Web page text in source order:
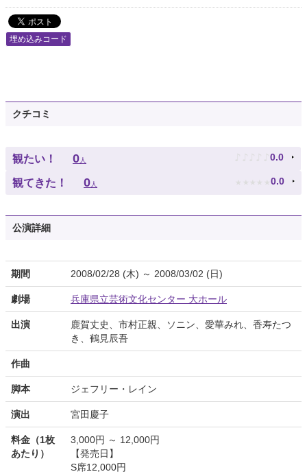
埋め込みコード
クチコミ
観たい！ 0人 ♪ ♪ ♪ ♪ ♪ 0.0
観てきた！ 0人 ★ ★ ★ ★ ★ 0.0
公演詳細
期間 2008/02/28 (木) ～ 2008/03/02 (日)
劇場 兵庫県立芸術文化センター 大ホール
出演
鹿賀丈史、市村正親、ソニン、愛華みれ、香寿たつ
き、鶴見辰吾
作曲
脚本 ジェフリー・レイン
演出 宮田慶子
料金（1枚
あたり）
3,000円 ～ 12,000円
【発売日】
S席12,000円